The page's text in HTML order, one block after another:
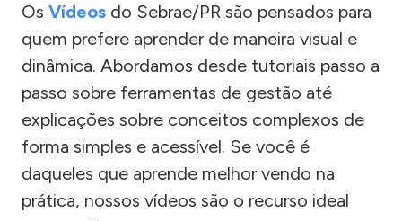
Os Vídeos do Sebrae/PR são pensados para
quem prefere aprender de maneira visual e
dinâmica. Abordamos desde tutoriais passo a
passo sobre ferramentas de gestão até
explicações sobre conceitos complexos de
forma simples e acessível. Se você é
daqueles que aprende melhor vendo na
prática, nossos vídeos são o recurso ideal